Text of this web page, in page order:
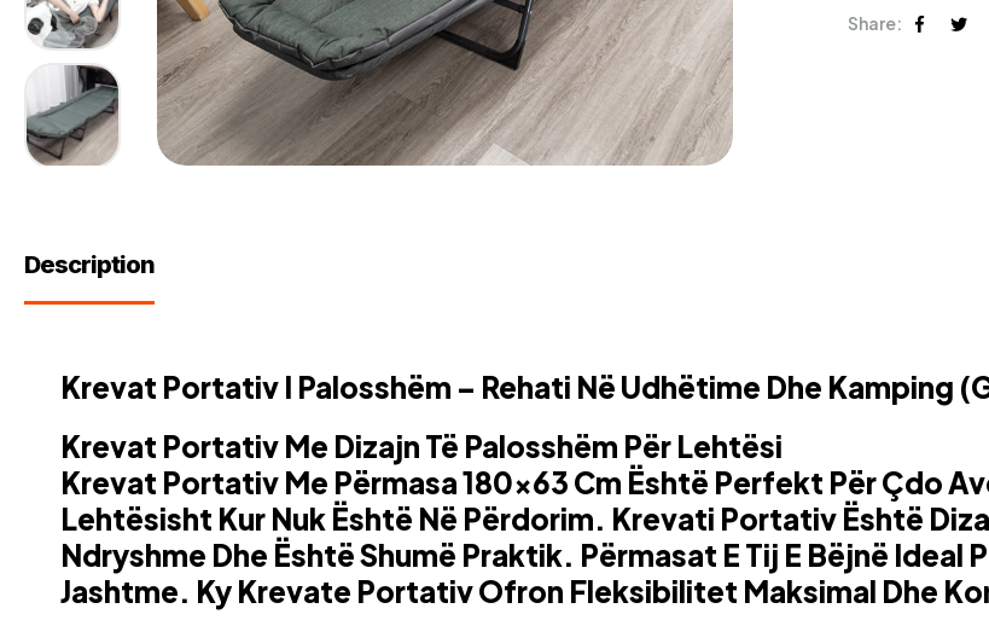
Share:
Description
Krevat Portativ I Palosshëm – Rehati Në Udhëtime Dhe Kamping
Krevat Portativ Me Dizajn Të Palosshëm Për Lehtësi
Krevat Portativ Me Përmasa 180×63 Cm Është Perfekt Për Çdo
Lehtësisht Kur Nuk Është Në Përdorim. Krevati Portativ Është
Ndryshme Dhe Është Shumë Praktik. Përmasat E Tij E Bëjnë Ideal
Jashtme. Ky Krevate Portativ Ofron Fleksibilitet Maksimal Dhe